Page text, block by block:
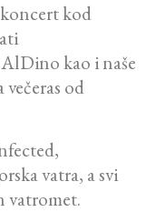
kod
kao i naše
večeras od
vatra, a svi
vatromet.